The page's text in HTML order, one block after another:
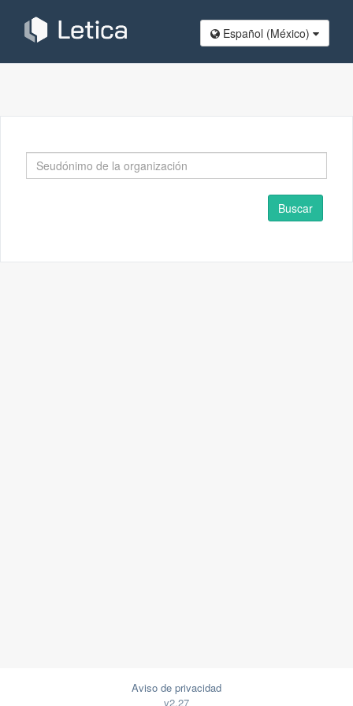
Español (México​)
Aviso de privacidad
v2.27